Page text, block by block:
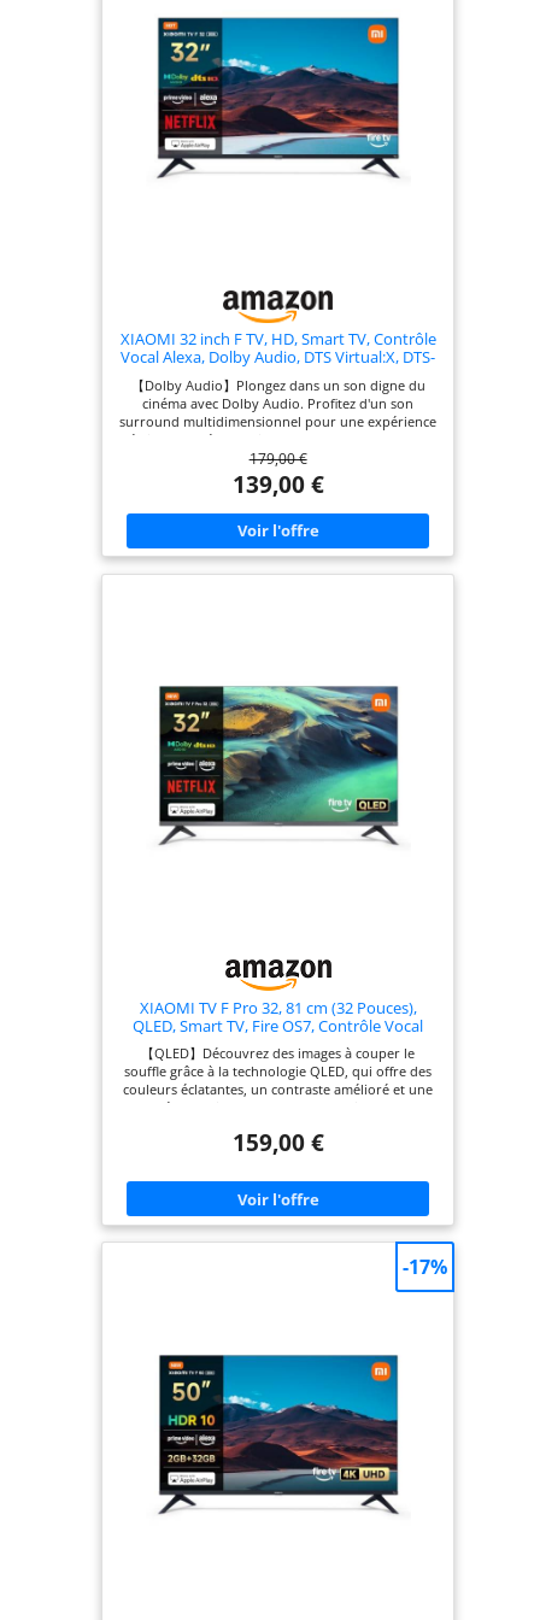
XIAOMI 32 inch F TV, HD, Smart TV, Contrôle
Vocal Alexa, Dolby Audio, DTS Virtual:X, DTS-
HD, AirPlay Compatible
【Dolby Audio】Plongez dans un son digne du
cinéma avec Dolby Audio. Profitez d'un son
surround multidimensionnel pour une expérience
réaliste. Clarté exceptionnelle, des murmures aux
explosions. Ressentez toute l’intensité de vos films
ou jeux comme si vous y étiez. 【Fire TV】Accédez
instantanément à des milliers d’applications
comme Netflix, Prime Video, Disney+ et bien plus,
directement depuis votre écran. Parcourez,
diffusez et découvrez de nouveaux contenus
rapidement et facilement. Les recommandations
régler le volume, changer de chaîne ou même
contrôler vos appareils connectés à la maison.
【Apple AirPlay】Diffusez facilement du contenu
depuis votre iPhone, iPad ou Mac directement sur
votre téléviseur grâce à Apple AirPlay. Partagez
vos photos, lisez des vidéos ou dupliquez votre
écran entier sans fil en quelques secondes.
Profitez de vos contenus préférés sur grand écran,
sans appareil supplémentaire. Une intégration
divertissement est toujours prêt. Détendez-vous
et profitez du spectacle.
179,00 €
139,00 €
XIAOMI TV F Pro 32, 81 cm (32 Pouces),
QLED, Smart TV, Fire OS7, Contrôle Vocal
Alexa, Dolby Audio™, DTS Virtual:X, DTS-HD,
Compatible avec Apple AirPlay
【QLED】Découvrez des images à couper le
souffle grâce à la technologie QLED, qui offre des
couleurs éclatantes, un contraste amélioré et une
netteté exceptionnelle. La technologie Quantum
à la réalité sur votre écran. Profitez de noirs plus
d’une expérience visuelle plus immersive. 【Dolby
Audio】Plongez dans un son digne du cinéma
avec Dolby Audio. Profitez d'un son surround
multidimensionnel pour une expérience réaliste.
explosions. Ressentez toute l’intensité de vos films
ou jeux comme si vous y étiez. 【Fire TV】Accédez
diffusez et découvrez de nouveaux contenus
rapidement et facilement. Les recommandations
personnalisées rendent la recherche de votre
prochaine série préférée simple et rapide. 【Alexa
intégrée】Dites-le. Alexa la jouera. Fini le
défilement sans fin. Appuyez simplement sur le
bouton Alexa de votre télécommande et utilisez
votre voix pour découvrir de nouveaux contenus,
régler le volume, changer de chaîne ou même
159,00 €
-17%